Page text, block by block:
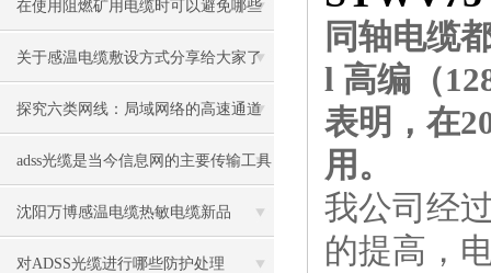
在使用阻燃矿用电缆时可以避免哪些
故障
关于感温电缆敷设方式分享给大家了
解下
探究六类网线：局域网络的高速通道
adss光缆是当今信息网的主要传输工具
沈阳万博感温电缆热敏电缆新品
对ADSS光缆进行哪些防护处理
同轴电缆
l 高编（
表明，在
用。
我公司经
的提高，